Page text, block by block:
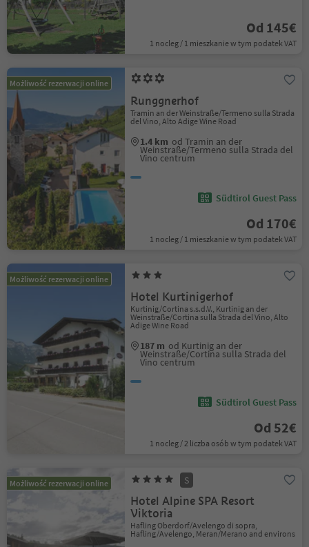
Od 145€
1 nocleg / 1 mieszkanie w tym podatek VAT
Możliwość rezerwacji online
Runggnerhof
Tramin an der Weinstraße/Termeno sulla Strada
del Vino, Alto Adige Wine Road
1.4 km od Tramin an der
Weinstraße/Termeno sulla Strada del
Vino centrum
Südtirol Guest Pass
Od 170€
1 nocleg / 1 mieszkanie w tym podatek VAT
Możliwość rezerwacji online
Hotel Kurtinigerhof
Kurtinig/Cortina s.s.d.V., Kurtinig an der
Weinstraße/Cortina sulla Strada del Vino, Alto
Adige Wine Road
187 m od Kurtinig an der
Weinstraße/Cortina sulla Strada del
Vino centrum
Südtirol Guest Pass
Od 52€
1 nocleg / 2 liczba osób w tym podatek VAT
Możliwość rezerwacji online S
Hotel Alpine SPA Resort
Viktoria
Hafling Oberdorf/Avelengo di sopra,
Hafling/Avelengo, Meran/Merano and environs